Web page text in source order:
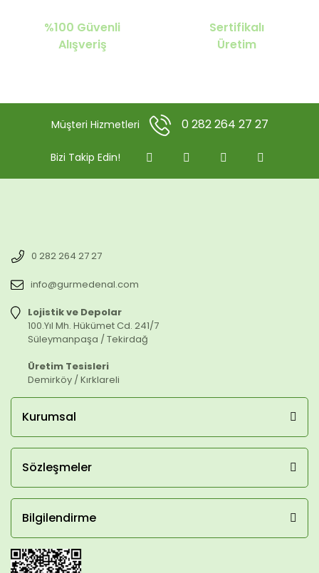
%100 Güvenli
Alışveriş
Sertifikalı
Üretim
Müşteri Hizmetleri 0 282 264 27 27
Bizi Takip Edin!
0 282 264 27 27
info@gurmedenal.com
Lojistik ve Depolar
100.Yıl Mh. Hükümet Cd. 241/7
Süleymanpaşa / Tekirdağ
Üretim Tesisleri
Demirköy / Kırklareli
Kurumsal
Sözleşmeler
Bilgilendirme